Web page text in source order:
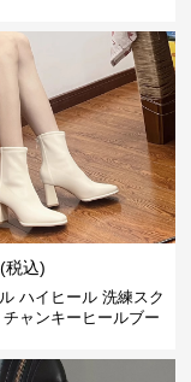
(税込)
ハイヒール 洗練スク
ャンキーヒールブー